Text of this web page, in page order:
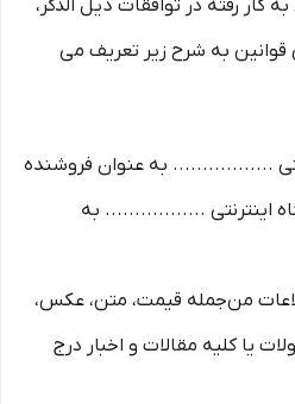
کار رفته در توافقات ذیل الذکر،
قوانین به شرح زیر تعریف می
اینترنتی ................. به
من‌جمله قیمت، متن، عکس،
یا کلیه مقالات و اخبار درج